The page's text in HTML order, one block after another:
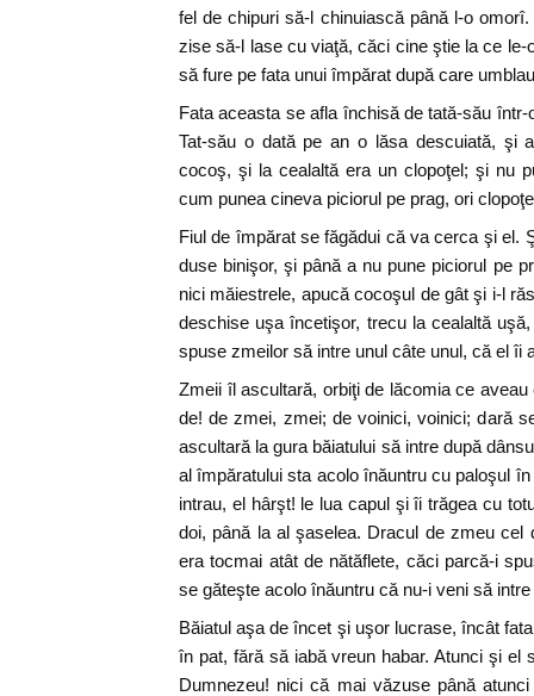
fel de chipuri să-l chinuiască până l-o
zise să-l lase cu viaţă, căci cine ştie la ce le-
să fure pe fata unui împărat după care
Fata aceasta se afla închisă de tată-său
Tat-său o dată pe an o lăsa descuiată, şi
cocoş, şi la cealaltă era un clopoţel; şi nu
cum punea cineva piciorul pe prag, ori
Fiul de împărat se făgădui că va cerca şi el.
duse binişor, şi până a nu pune piciorul pe
nici măiestrele, apucă cocoşul de gât şi i-l
deschise uşa încetişor, trecu la cealaltă
spuse zmeilor să intre unul câte unul, că el îi
Zmeii îl ascultară, orbiţi de lăcomia ce
de! de zmei, zmei; de voinici, voinici; dară
ascultară la gura băiatului să intre după
al împăratului sta acolo înăuntru cu paloşul
intrau, el hârşt! le lua capul şi îi trăgea cu
doi, până la al şaselea. Dracul de zmeu cel
era tocmai atât de nătăflete, căci parcă-i
se găteşte acolo înăuntru că nu-i veni să
Băiatul aşa de încet şi uşor lucrase, încât
în pat, fără să iabă vreun habar. Atunci şi el
Dumnezeu! nici că mai văzuse până